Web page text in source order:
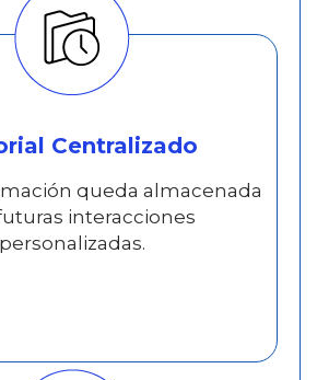
Centralizado
queda almacenada
interacciones
personalizadas.